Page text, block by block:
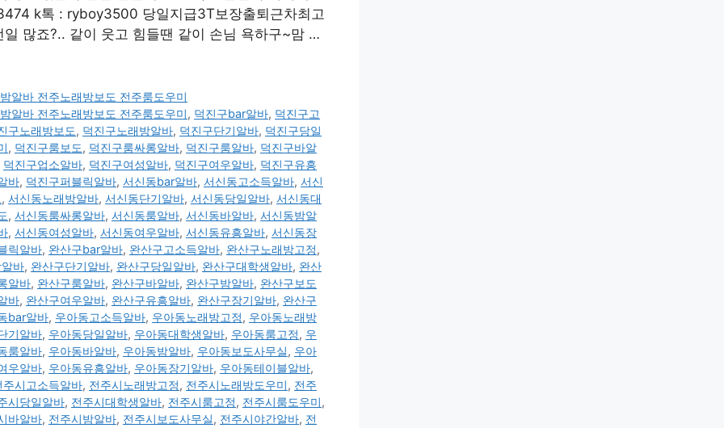
k톡 : ryboy3500 당일지급3T보장출퇴근차최고
많죠?.. 같이 웃고 힘들땐 같이 손님 욕하구~맘 …
바 전주노래방보도 전주룸도우미
바 전주노래방보도 전주룸도우미, 덕진구bar알바, 덕진구고
구노래방보도, 덕진구노래방알바, 덕진구단기알바, 덕진구당일
, 덕진구룸보도, 덕진구룸싸롱알바, 덕진구룸알바, 덕진구바알
덕진구업소알바, 덕진구여성알바, 덕진구여우알바, 덕진구유흥
바, 덕진구퍼블릭알바, 서신동bar알바, 서신동고소득알바, 서신
, 서신동노래방알바, 서신동단기알바, 서신동당일알바, 서신동대
, 서신동룸싸롱알바, 서신동룸알바, 서신동바알바, 서신동밤알
, 서신동여성알바, 서신동여우알바, 서신동유흥알바, 서신동장
릭알바, 완산구bar알바, 완산구고소득알바, 완산구노래방고정,
바, 완산구단기알바, 완산구당일알바, 완산구대학생알바, 완산
알바, 완산구룸알바, 완산구바알바, 완산구밤알바, 완산구보도
바, 완산구여우알바, 완산구유흥알바, 완산구장기알바, 완산구
bar알바, 우아동고소득알바, 우아동노래방고정, 우아동노래방
기알바, 우아동당일알바, 우아동대학생알바, 우아동룸고정, 우
룸알바, 우아동바알바, 우아동밤알바, 우아동보도사무실, 우아
우알바, 우아동유흥알바, 우아동장기알바, 우아동테이블알바,
주시고소득알바, 전주시노래방고정, 전주시노래방도우미, 전주
시당일알바, 전주시대학생알바, 전주시룸고정, 전주시룸도우미,
바알바, 전주시밤알바, 전주시보도사무실, 전주시야간알바, 전